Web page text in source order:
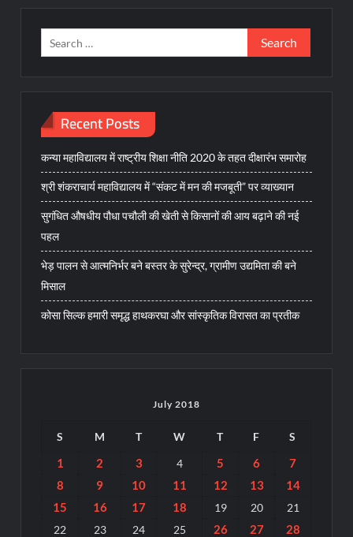
Search
for:
Recent Posts
कन्या महाविद्यालय में राष्ट्रीय शिक्षा नीति 2020 के तहत दीक्षारंभ समारोह
श्री शंकराचार्य महाविद्यालय में “संकट में मन की मजबूती” पर व्याख्यान
सुगंधित औषधीय पौधा पचौली की खेती से किसानों की आय बढ़ाने की नई
पहल
भेड़ पालन से आत्मनिर्भर बने बस्तर के सुरेन्द्र, ग्रामीण उद्यमिता की बने
मिसाल
कोसा सिल्क हमारी समृद्ध हाथकरघा और सांस्कृतिक विरासत का प्रतीक
July 2018
S M T W T F S
1 2 3 4 5 6
7
8
9 10 11 12 13
14
15
16 17 18 19 20
21
22
23 24 25 26 27
28